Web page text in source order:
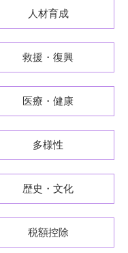
人材育成
救援・復興
医療・健康
多様性
歴史・文化
税額控除